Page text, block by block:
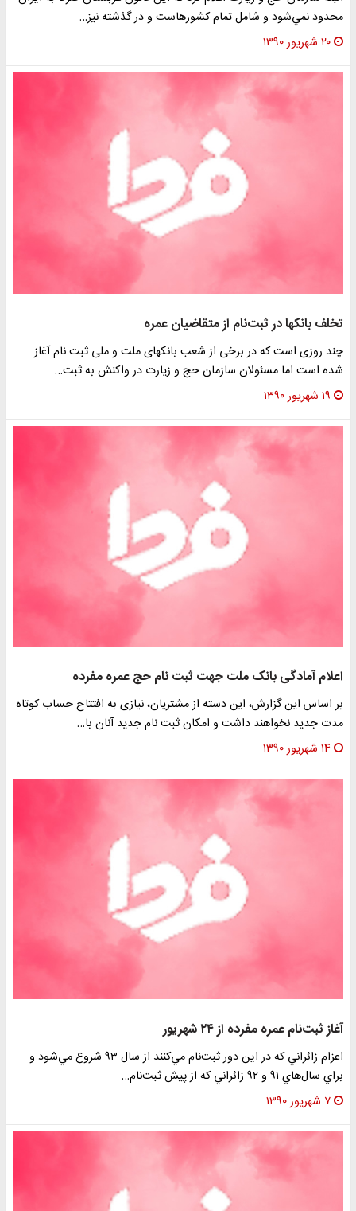
محدود نمي‌شود و شامل تمام كشورهاست و در گذشته نيز…
۲۰ شهریور ۱۳۹۰
تخلف بانکها در ثبت‌نام از متقاضیان عمره
چند روزی است که در برخی از شعب بانکهای ملت و ملی ثبت نام آغاز
شده است اما مسئولان سازمان حج و زیارت در واکنش به ثبت…
۱۹ شهریور ۱۳۹۰
اعلام آمادگی بانک ملت جهت ثبت نام حج عمره مفرده
بر اساس این گزارش، این دسته از مشتریان، نیازی به افتتاح حساب کوتاه
مدت جدید نخواهند داشت و امکان ثبت نام جدید آنان با…
۱۴ شهریور ۱۳۹۰
آغاز ثبت‌نام عمره مفرده از ۲۴ شهريور
اعزام زائراني كه در اين دور ثبت‌نام مي‌كنند از سال ۹۳ شروع مي‌شود و
براي سال‌هاي ۹۱ و ۹۲ زائراني كه از پيش ثبت‌نام…
۷ شهریور ۱۳۹۰